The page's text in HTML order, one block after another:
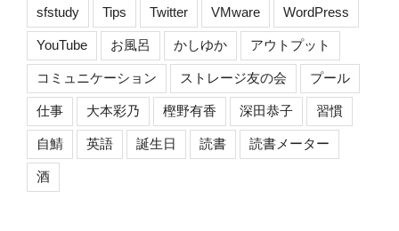
sfstudy Tips Twitter VMware WordPress
YouTube お風呂 かしゆか アウトプット
コミュニケーション ストレージ友の会 プール
仕事 大本彩乃 樫野有香 深田恭子 習慣
自鯖 英語 誕生日 読書 読書メーター
酒